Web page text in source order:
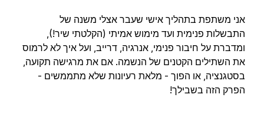
אני משתפת בתהליך אישי שעבר אצלי משנה של
התבשלות פנימית ועד מימוש אמיתי (הקלטתי שיר!),
ומדברת על חיבור פנימי, אנרגיה, דרייב, ועל איך לא לרמוס
את השתילים הקטנים של הנשמה. אם את מרגישה תקועה,
בסטגנציה, או הפוך - מלאת רעיונות שלא מתממשים -
הפרק הזה בשבילך!